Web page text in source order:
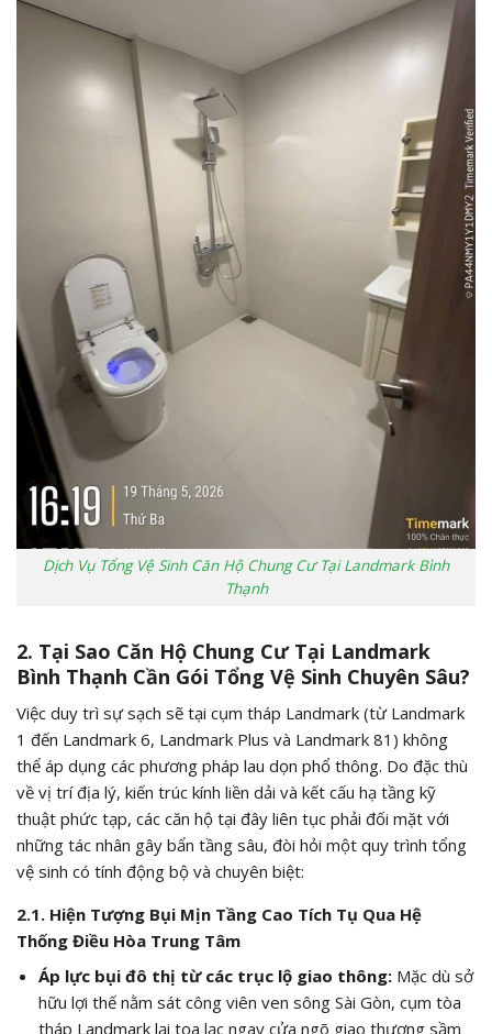
Dịch Vụ Tổng Vệ Sinh Căn Hộ Chung Cư Tại Landmark Bình
Thạnh
2. Tại Sao Căn Hộ Chung Cư Tại Landmark
Bình Thạnh Cần Gói Tổng Vệ Sinh Chuyên Sâu?
Việc duy trì sự sạch sẽ tại cụm tháp Landmark (từ Landmark
1 đến Landmark 6, Landmark Plus và Landmark 81) không
thể áp dụng các phương pháp lau dọn phổ thông. Do đặc thù
về vị trí địa lý, kiến trúc kính liền dải và kết cấu hạ tầng kỹ
thuật phức tạp, các căn hộ tại đây liên tục phải đối mặt với
những tác nhân gây bẩn tầng sâu, đòi hỏi một quy trình tổng
vệ sinh có tính động bộ và chuyên biệt:
2.1. Hiện Tượng Bụi Mịn Tầng Cao Tích Tụ Qua Hệ
Thống Điều Hòa Trung Tâm
Áp lực bụi đô thị từ các trục lộ giao thông:Mặc dù sở
hữu lợi thế nằm sát công viên ven sông Sài Gòn, cụm tòa
tháp Landmark lại tọa lạc ngay cửa ngõ giao thương sầm